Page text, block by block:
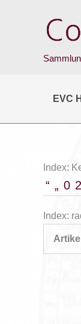
EVC
Index:
“ „ 0 2
Index: